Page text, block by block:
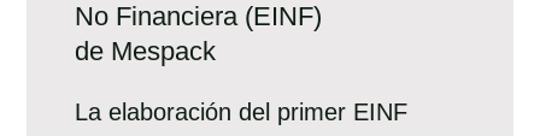
No Financiera (EINF)
de Mespack
La elaboración del primer EINF